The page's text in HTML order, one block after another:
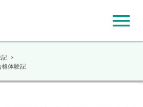
記
格体験記